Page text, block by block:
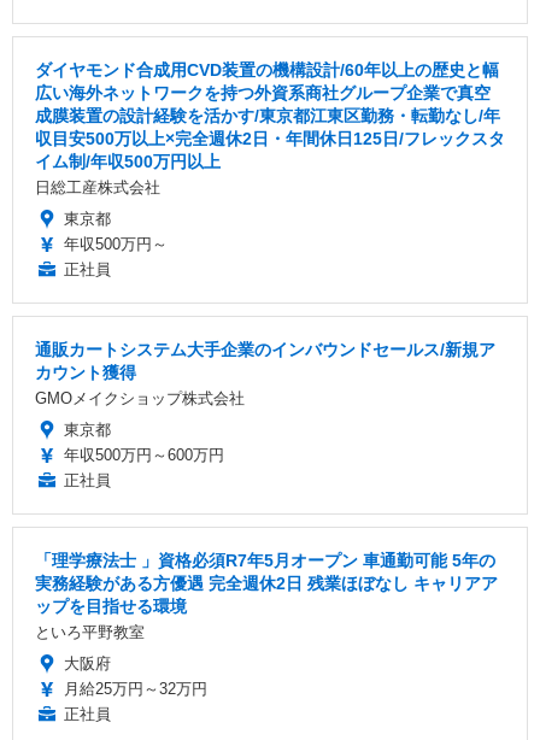
ダイヤモンド合成用CVD装置の機構設計/60年以上の歴史と幅
広い海外ネットワークを持つ外資系商社グループ企業で真空
成膜装置の設計経験を活かす/東京都江東区勤務・転勤なし/年
収目安500万以上×完全週休2日・年間休日125日/フレックスタ
イム制/年収500万円以上
日総工産株式会社
東京都
年収500万円～
正社員
通販カートシステム大手企業のインバウンドセールス/新規ア
カウント獲得
GMOメイクショップ株式会社
東京都
年収500万円～600万円
正社員
「理学療法士 」資格必須R7年5月オープン 車通勤可能 5年の
実務経験がある方優遇 完全週休2日 残業ほぼなし キャリアア
ップを目指せる環境
といろ平野教室
大阪府
月給25万円～32万円
正社員